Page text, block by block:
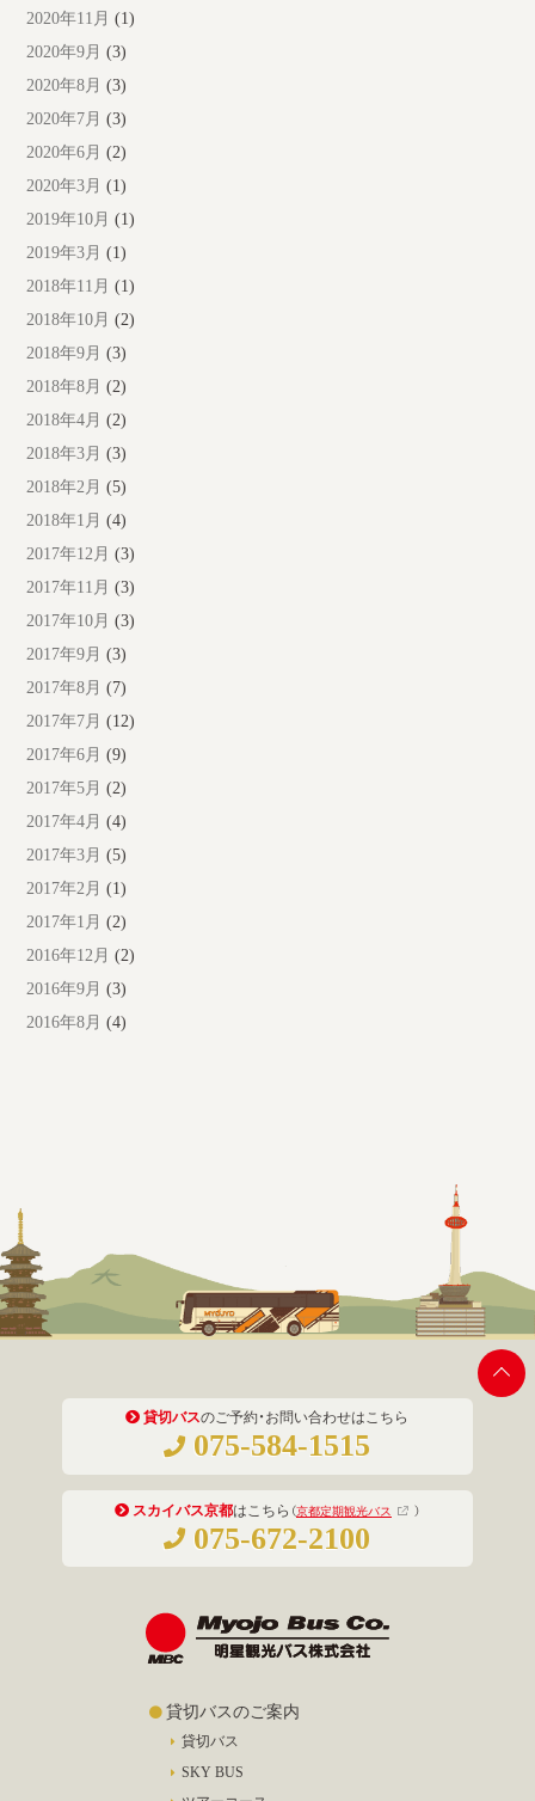
2020年11月 (1)
2020年9月 (3)
2020年8月 (3)
2020年7月 (3)
2020年6月 (2)
2020年3月 (1)
2019年10月 (1)
2019年3月 (1)
2018年11月 (1)
2018年10月 (2)
2018年9月 (3)
2018年8月 (2)
2018年4月 (2)
2018年3月 (3)
2018年2月 (5)
2018年1月 (4)
2017年12月 (3)
2017年11月 (3)
2017年10月 (3)
2017年9月 (3)
2017年8月 (7)
2017年7月 (12)
2017年6月 (9)
2017年5月 (2)
2017年4月 (4)
2017年3月 (5)
2017年2月 (1)
2017年1月 (2)
2016年12月 (2)
2016年9月 (3)
2016年8月 (4)
貸切バスのご予約・お問い合わせはこちら
075-584-1515
スカイバス京都はこちら （京都定期観光バス ）
075-672-2100
貸切バスのご案内
貸切バス
SKY BUS